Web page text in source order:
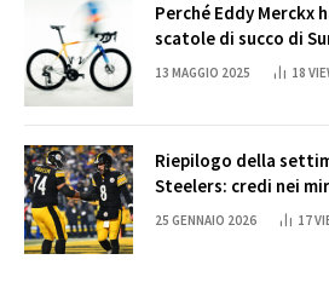
Perché Eddy Merckx
scatole di succo di
13 MAGGIO 2025 18
Riepilogo della
Steelers: credi nei
25 GENNAIO 2026 17